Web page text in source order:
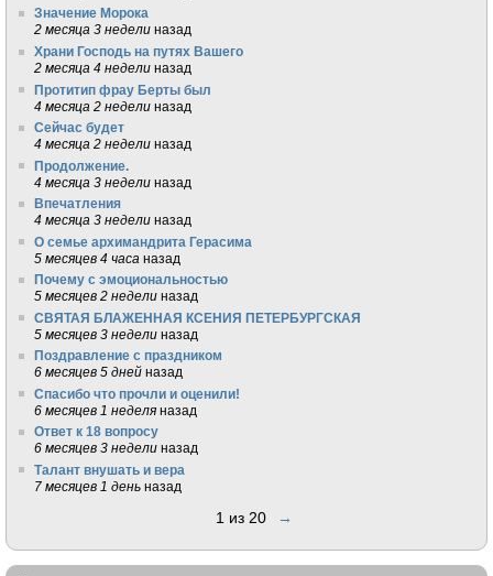
Значение Морока
2 месяца 3 недели назад
Храни Господь на путях Вашего
2 месяца 4 недели назад
Протитип фрау Берты был
4 месяца 2 недели назад
Сейчас будет
4 месяца 2 недели назад
Продолжение.
4 месяца 3 недели назад
Впечатления
4 месяца 3 недели назад
О семье архимандрита Герасима
5 месяцев 4 часа назад
Почему с эмоциональностью
5 месяцев 2 недели назад
СВЯТАЯ БЛАЖЕННАЯ КСЕНИЯ ПЕТЕРБУРГСКАЯ
5 месяцев 3 недели назад
Поздравление с праздником
6 месяцев 5 дней назад
Спасибо что прочли и оценили!
6 месяцев 1 неделя назад
Ответ к 18 вопросу
6 месяцев 3 недели назад
Талант внушать и вера
7 месяцев 1 день назад
1 из 20 →